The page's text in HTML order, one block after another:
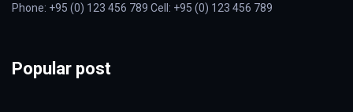
Phone: +95 (0) 123 456 789 Cell: +95 (0) 123 456 789
Popular post